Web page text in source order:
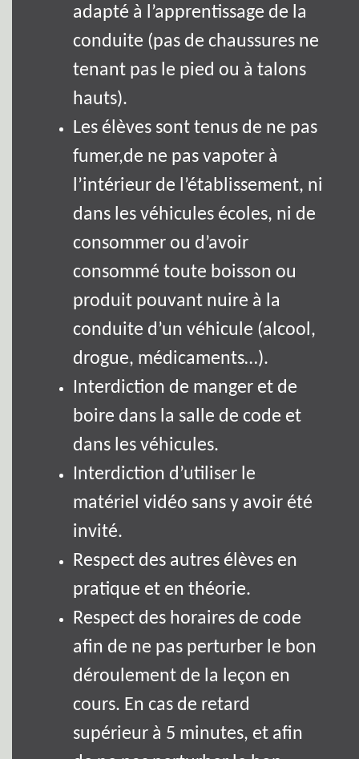
adapté à l’apprentissage de la
conduite (pas de chaussures ne
tenant pas le pied ou à talons
hauts).
Les élèves sont tenus de ne pas
fumer,de ne pas vapoter à
l’intérieur de l’établissement, ni
dans les véhicules écoles, ni de
consommer ou d’avoir
consommé toute boisson ou
produit pouvant nuire à la
conduite d’un véhicule (alcool,
drogue, médicaments…).
Interdiction de manger et de
boire dans la salle de code et
dans les véhicules.
Interdiction d’utiliser le
matériel vidéo sans y avoir été
invité.
Respect des autres élèves en
pratique et en théorie.
Respect des horaires de code
afin de ne pas perturber le bon
déroulement de la leçon en
cours. En cas de retard
supérieur à 5 minutes, et afin